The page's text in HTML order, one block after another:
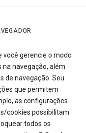
você gerencie o modo
na navegação, além
de navegação. Seu
que permitem
as configurações
cookies possibilitam
todos os